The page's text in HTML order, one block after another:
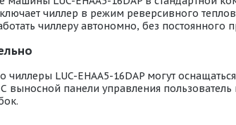
чиллер в режим реверсивного
чиллеру автономно, без постоянного
чиллеры LUC-EHAA5-16DAP могут
выносной панели управления